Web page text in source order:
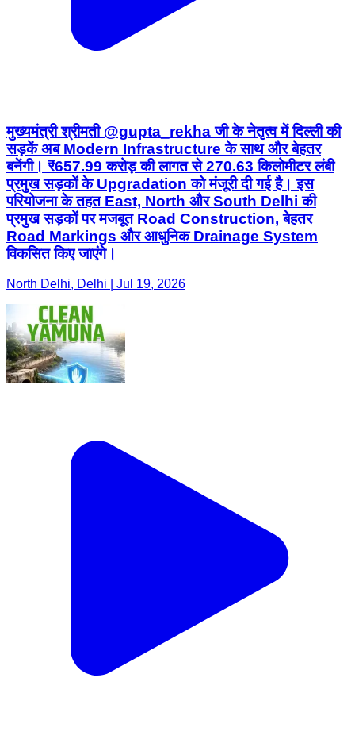
मुख्यमंत्री श्रीमती @gupta_rekha जी के नेतृत्व में दिल्ली की
सड़कें अब Modern Infrastructure के साथ और बेहतर
बनेंगी। ₹657.99 करोड़ की लागत से 270.63 किलोमीटर लंबी
प्रमुख सड़कों के Upgradation को मंजूरी दी गई है। इस
परियोजना के तहत East, North और South Delhi की
प्रमुख सड़कों पर मजबूत Road Construction, बेहतर
Road Markings और आधुनिक Drainage System
विकसित किए जाएंगे।
North Delhi, Delhi | Jul 19, 2026